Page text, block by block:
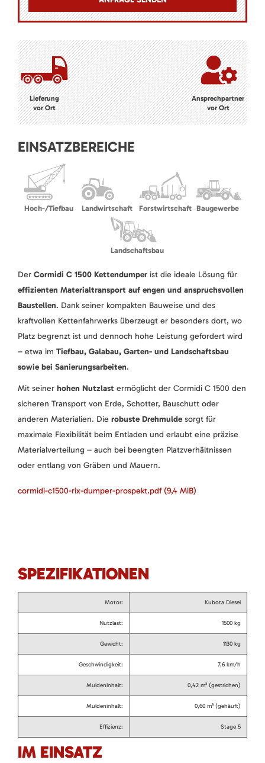
Lieferung
vor Ort
Ansprechpartner
vor Ort
EINSATZBEREICHE
Hoch-/Tiefbau Landwirtschaft Forstwirtschaft Baugewerbe
Landschaftsbau
Der Cormidi C 1500 Kettendumper ist die ideale Lösung für
effizienten Materialtransport auf engen und anspruchsvollen
Baustellen. Dank seiner kompakten Bauweise und des
kraftvollen Kettenfahrwerks überzeugt er besonders dort, wo
Platz begrenzt ist und dennoch hohe Leistung gefordert wird
– etwa im Tiefbau, Galabau, Garten- und Landschaftsbau
sowie bei Sanierungsarbeiten.
Mit seiner hohen Nutzlast ermöglicht der Cormidi C 1500 den
sicheren Transport von Erde, Schotter, Bauschutt oder
anderen Materialien. Die robuste Drehmuldesorgt für
maximale Flexibilität beim Entladen und erlaubt eine präzise
Materialverteilung – auch bei beengten Platzverhältnissen
oder entlang von Gräben und Mauern.
cormidi-c1500-rix-dumper-prospekt.pdf (9,4 MiB)
SPEZIFIKATIONEN
Motor: Kubota Diesel
Nutzlast: 1500 kg
Gewicht: 1130 kg
Geschwindigkeit: 7,6 km/h
Muldeninhalt: 0,42 m³ (gestrichen)
Muldeninhalt: 0,60 m³ (gehäuft)
Effizienz: Stage 5
IM EINSATZ